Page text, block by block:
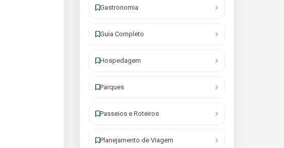
Gastronomia
Guia Completo
Hospedagem
Parques
Passeios e Roteiros
Planejamento de Viagem